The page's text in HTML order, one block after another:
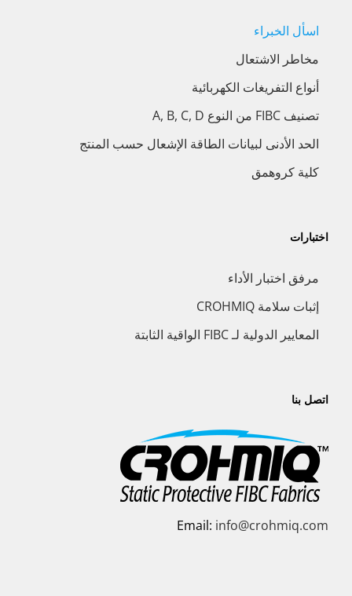
اسأل الخبراء
مخاطر الاشتعال
أنواع التفريغات الكهربائية
تصنيف FIBC من النوع A, B, C, D
الحد الأدنى لبيانات الطاقة الإشعال حسب المنتج
كلية كروهمق
اختبارات
مرفق اختبار الأداء
إثبات سلامة CROHMIQ
المعايير الدولية لـ FIBC الواقية الثابتة
اتصل بنا
Email: info@crohmiq.com